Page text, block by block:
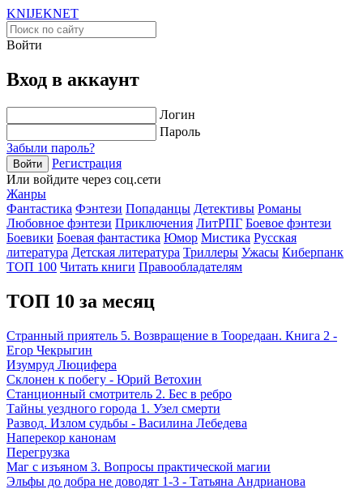
KNIJEKNET
Войти
Вход в аккаунт
Логин
Пароль
Забыли пароль?
Войти
Регистрация
Или войдите через соц.сети
Жанры
Фантастика Фэнтези Попаданцы Детективы Романы
Любовное фэнтези Приключения ЛитРПГ Боевое фэнтези
Боевики Боевая фантастика Юмор Мистика Русская
литература Детская литература Триллеры Ужасы Киберпанк
ТОП 100 Читать книги Правообладателям
ТОП 10 за месяц
Странный приятель 5. Возвращение в Тооредаан. Книга 2 -
Егор Чекрыгин
Изумруд Люцифера
Склонен к побегу - Юрий Ветохин
Станционный смотритель 2. Бес в ребро
Тайны уездного города 1. Узел смерти
Развод. Излом судьбы - Василина Лебедева
Наперекор канонам
Перегрузка
Маг с изъяном 3. Вопросы практической магии
Эльфы до добра не доводят 1-3 - Татьяна Андрианова